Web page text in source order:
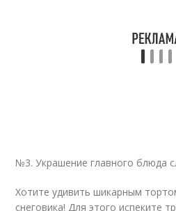
№3. Украшение главного блюда
Хотите удивить шикарным
снеговика! Для этого испеките